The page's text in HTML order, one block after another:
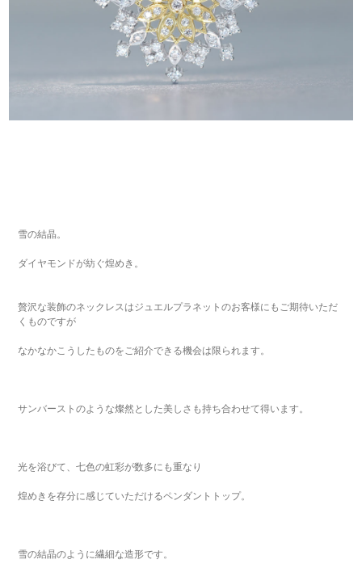
雪の結晶。
ダイヤモンドが紡ぐ煌めき。
贅沢な装飾のネックレスはジュエルプラネットのお客様にもご期待いただ
くものですが
なかなかこうしたものをご紹介できる機会は限られます。
サンバーストのような燦然とした美しさも持ち合わせて得います。
光を浴びて、七色の虹彩が数多にも重なり
煌めきを存分に感じていただけるペンダントトップ。
雪の結晶のように繊細な造形です。